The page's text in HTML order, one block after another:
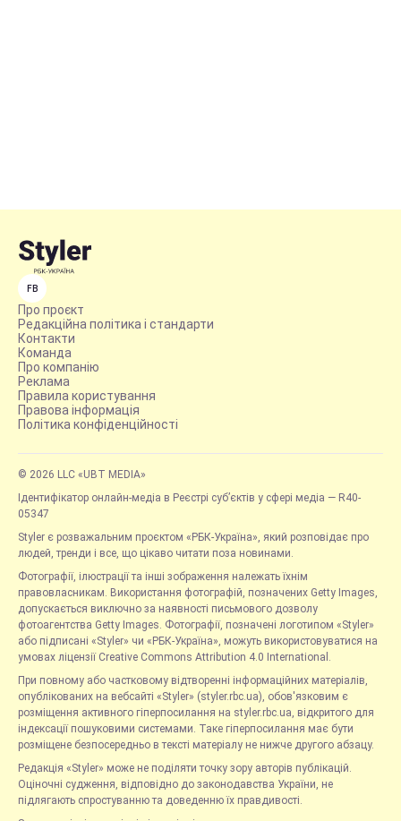
FB
Про проєкт
Редакційна політика і стандарти
Контакти
Команда
Про компанію
Реклама
Правила користування
Правова інформація
Політика конфіденційності
© 2026 LLC «UBT MEDIA»
Ідентифікатор онлайн-медіа в Реєстрі суб’єктів у сфері медіа — R40-
05347
Styler є розважальним проєктом «РБК-Україна», який розповідає про
людей, тренди і все, що цікаво читати поза новинами.
Фотографії, ілюстрації та інші зображення належать їхнім
правовласникам. Використання фотографій, позначених Getty Images,
допускається виключно за наявності письмового дозволу
фотоагентства Getty Images. Фотографії, позначені логотипом «Styler»
або підписані «Styler» чи «РБК-Україна», можуть використовуватися на
умовах ліцензії Creative Commons Attribution 4.0 International.
При повному або частковому відтворенні інформаційних матеріалів,
опублікованих на вебсайті «Styler» (styler.rbc.ua), обов'язковим є
розміщення активного гіперпосилання на styler.rbc.ua, відкритого для
індексації пошуковими системами. Таке гіперпосилання має бути
розміщене безпосередньо в тексті матеріалу не нижче другого абзацу.
Редакція «Styler» може не поділяти точку зору авторів публікацій.
Оціночні судження, відповідно до законодавства України, не
підлягають спростуванню та доведенню їх правдивості.